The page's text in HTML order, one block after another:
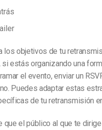
los objetivos de tu
estás organizando una
el evento, enviar un
Puedes adaptar estas
de tu retransmisión
que el público al que te